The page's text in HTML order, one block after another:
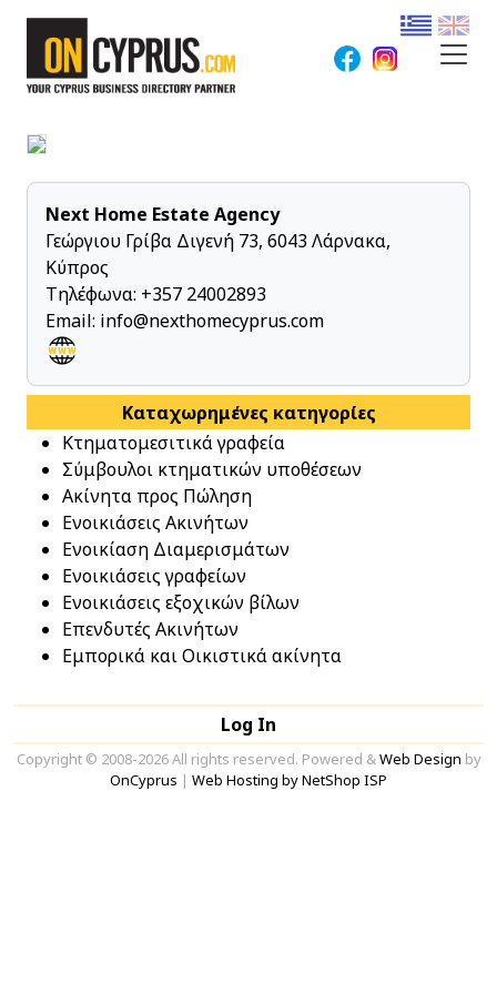
Next Home Estate Agency
Γεώργιου Γρίβα Διγενή 73, 6043 Λάρνακα,
Κύπρος
Τηλέφωνα: +357 24002893
Email: info@nexthomecyprus.com
Καταχωρημένες κατηγορίες
Κτηματομεσιτικά γραφεία
Σύμβουλοι κτηματικών υποθέσεων
Ακίνητα προς Πώληση
Ενοικιάσεις Ακινήτων
Ενοικίαση Διαμερισμάτων
Ενοικιάσεις γραφείων
Ενοικιάσεις εξοχικών βίλων
Επενδυτές Ακινήτων
Εμπορικά και Οικιστικά ακίνητα
Log In
Copyright © 2008-2026 All rights reserved. Powered &Web Design by
OnCyprus | Web Hosting by NetShop ISP